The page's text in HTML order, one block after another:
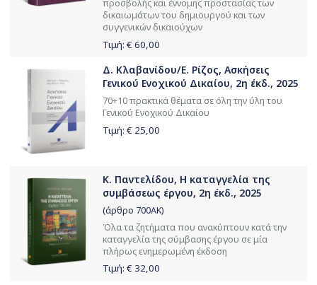
προσβολής και έννομης προστασίας των
δικαιωμάτων του δημιουργού και των
συγγενικών δικαιούχων
Τιμή: € 60,00
Δ. Κλαβανίδου/Ε. Ρίζος, Ασκήσεις
Γενικού Ενοχικού Δικαίου, 2η έκδ., 2025
70+10 πρακτικά θέματα σε όλη την ύλη του
Γενικού Ενοχικού Δικαίου
Τιμή: € 25,00
Κ. Παντελίδου, Η καταγγελία της
συμβάσεως έργου, 2η έκδ., 2025
(άρθρο 700ΑΚ)
Όλα τα ζητήματα που ανακύπτουν κατά την
καταγγελία της σύμβασης έργου σε μία
πλήρως ενημερωμένη έκδοση
Τιμή: € 32,00